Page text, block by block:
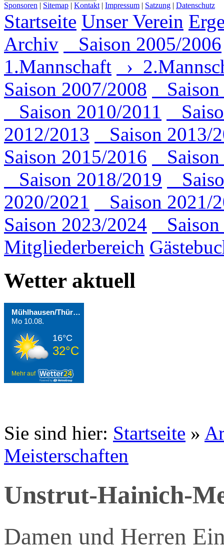
Sponsoren | Sitemap | Kontakt | Impressum | Satzung | Datenschutz
Startseite Unser Verein
Archiv
Saison 2005/2006
1.Mannschaft
›
Saison 2007/2008
Saison
Saison 2010/2011
2012/2013
Saison 2013/
Saison 2015/2016
Saison
Saison 2018/2019
2020/2021
Saison 2021/
Saison 2023/2024
Saison
Mitgliederbereich
Wetter aktuell
Mühlhausen/Thüringen
Mo 10.08.
16°C
32°C
Mehr auf
Sie sind hier: Startseite »
Meisterschaften
Unstrut-Hainich-
Damen und Herren